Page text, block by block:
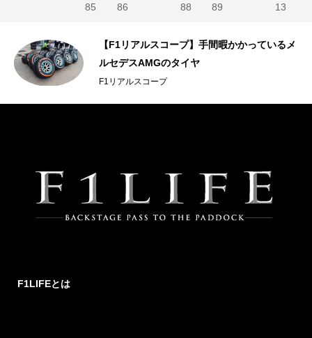
85 86 88 89 13
【F1リアルスコープ】手間暇かかっているメ
ルセデスAMGのタイヤ
F1リアルスコープ
F1LIFEとは